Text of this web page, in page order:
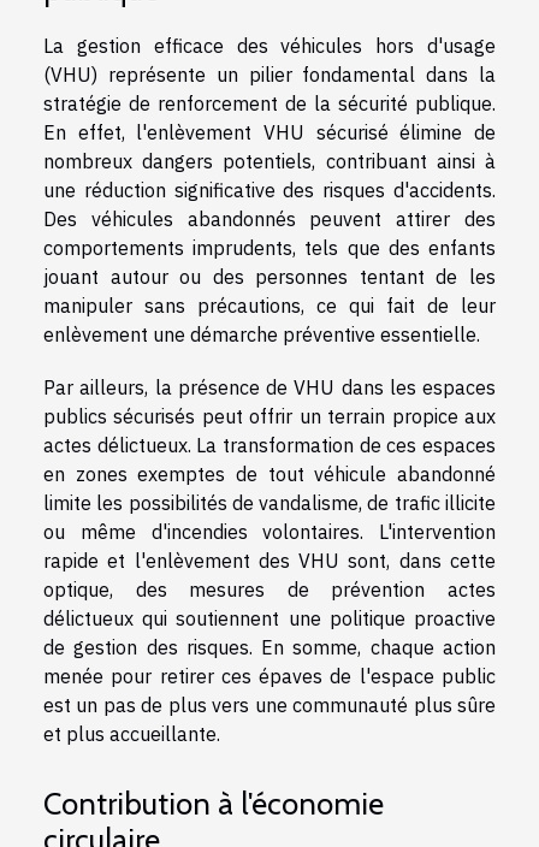
La gestion efficace des véhicules hors d'usage
(VHU) représente un pilier fondamental dans la
stratégie de renforcement de la sécurité publique.
En effet, l'enlèvement VHU sécurisé élimine de
nombreux dangers potentiels, contribuant ainsi à
une réduction significative des risques d'accidents.
Des véhicules abandonnés peuvent attirer des
comportements imprudents, tels que des enfants
jouant autour ou des personnes tentant de les
manipuler sans précautions, ce qui fait de leur
enlèvement une démarche préventive essentielle.
Par ailleurs, la présence de VHU dans les espaces
publics sécurisés peut offrir un terrain propice aux
actes délictueux. La transformation de ces espaces
en zones exemptes de tout véhicule abandonné
limite les possibilités de vandalisme, de trafic illicite
ou même d'incendies volontaires. L'intervention
rapide et l'enlèvement des VHU sont, dans cette
optique, des mesures de prévention actes
délictueux qui soutiennent une politique proactive
de gestion des risques. En somme, chaque action
menée pour retirer ces épaves de l'espace public
est un pas de plus vers une communauté plus sûre
et plus accueillante.
Contribution à l'économie